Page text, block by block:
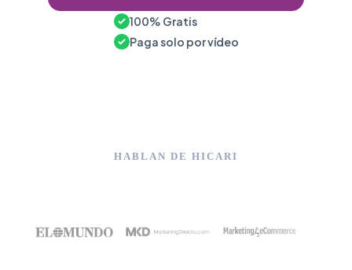
100% Gratis
Paga solo por vídeo
HABLAN DE HICARI